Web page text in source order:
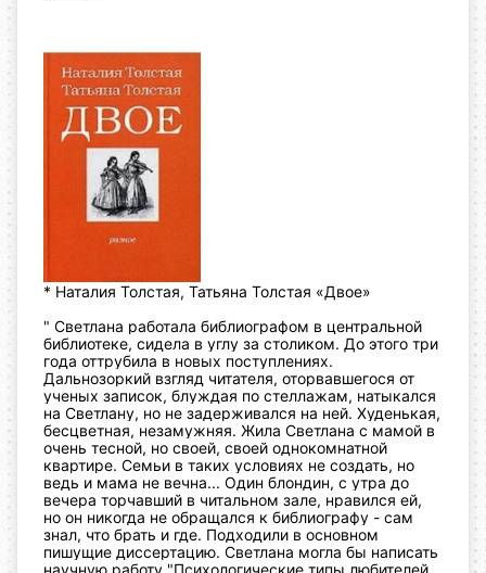
* Наталия Толстая, Татьяна Толстая «Двое»
" Светлана работала библиографом в центральной
библиотеке, сидела в углу за столиком. До этого три
года оттрубила в новых поступлениях.
Дальнозоркий взгляд читателя, оторвавшегося от
ученых записок, блуждая по стеллажам, натыкался
на Светлану, но не задерживался на ней. Худенькая,
бесцветная, незамужняя. Жила Светлана с мамой в
очень тесной, но своей, своей однокомнатной
квартире. Семьи в таких условиях не создать, но
ведь и мама не вечна... Один блондин, с утра до
вечера торчавший в читальном зале, нравился ей,
но он никогда не обращался к библиографу - сам
знал, что брать и где. Подходили в основном
пишущие диссертацию. Светлана могла бы написать
научную работу "Психологические типы любителей